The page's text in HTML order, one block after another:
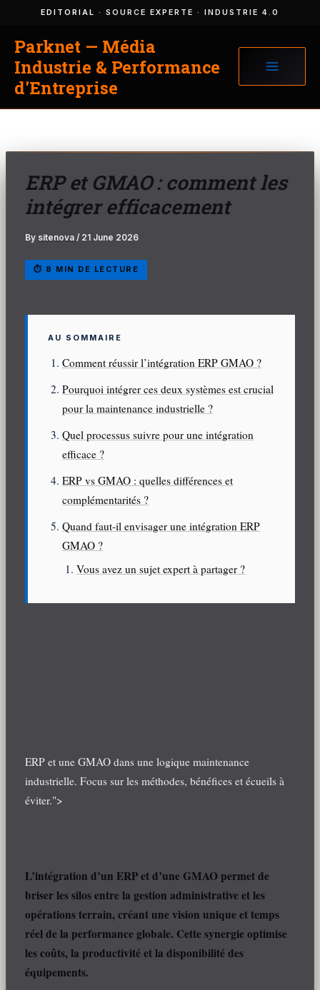
EDITORIAL · SOURCE EXPERTE · INDUSTRIE 4.0
content
Parknet — Média
Industrie & Performance
d'Entreprise
ERP et GMAO : comment les
intégrer efficacement
By sitenova/ 21 June 2026
⏱ 8 MIN DE LECTURE
AU SOMMAIRE
Comment réussir l’intégration ERP GMAO ?
Pourquoi intégrer ces deux systèmes est crucial
pour la maintenance industrielle ?
Quel processus suivre pour une intégration
efficace ?
ERP vs GMAO : quelles différences et
complémentarités ?
Quand faut-il envisager une intégration ERP
GMAO ?
Vous avez un sujet expert à partager ?
ERP et une GMAO dans une logique maintenance
industrielle. Focus sur les méthodes, bénéfices et écueils à
éviter.">
L’intégration d’un ERP et d’une GMAO permet de
briser les silos entre la gestion administrative et les
opérations terrain, créant une vision unique et temps
réel de la performance globale. Cette synergie optimise
les coûts, la productivité et la disponibilité des
équipements.